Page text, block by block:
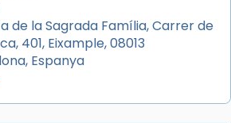
música i ball propis. Festa
és calor, ves per les
de la Sagrada Família, Carrer de
401, Eixample, 08013
Espanya